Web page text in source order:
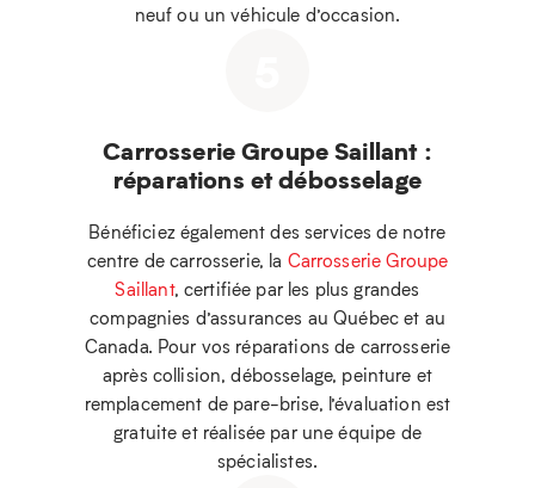
neuf ou un véhicule d’occasion.
Carrosserie Groupe Saillant :
réparations et débosselage
Bénéficiez également des services de notre
centre de carrosserie, la Carrosserie Groupe
Saillant, certifiée par les plus grandes
compagnies d’assurances au Québec et au
Canada. Pour vos réparations de carrosserie
après collision, débosselage, peinture et
remplacement de pare-brise, l’évaluation est
gratuite et réalisée par une équipe de
spécialistes.